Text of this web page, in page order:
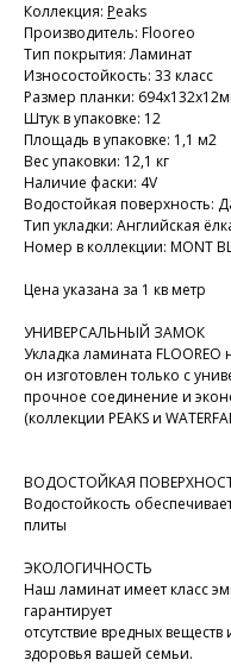
Коллекция: Peaks
Производитель: Flooreo
Тип покрытия: Ламинат
Износостойкость: 33 класс
Размер планки:
Штук в упаковке: 12
Площадь в упаковке: 1,1 м2
Вес упаковки: 12,1 кг
Наличие фаски: 4V
Водостойкая поверхность:
Тип укладки: Английская
Номер в коллекции: MONT
Цена указана за 1 кв метр
УНИВЕРСАЛЬНЫЙ ЗАМОК
Укладка ламината
он изготовлен только с
прочное соединение и
(коллекции PEAKS и
ВОДОСТОЙКАЯ
Водостойкость
плиты
ЭКОЛОГИЧНОСТЬ
Наш ламинат имеет класс
гарантирует
отсутствие вредных
здоровья вашей семьи.